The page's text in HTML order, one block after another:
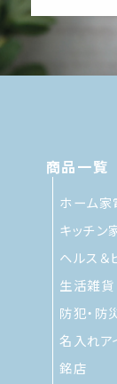
商品一覧
ホーム家
キッチン
ヘルス＆
生活雑貨
防犯・防
名入れア
銘店